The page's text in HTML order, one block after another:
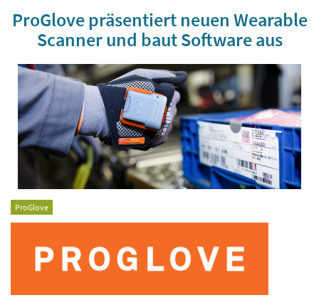
ProGlove präsentiert neuen Wearable
Scanner und baut Software aus
ProGlove